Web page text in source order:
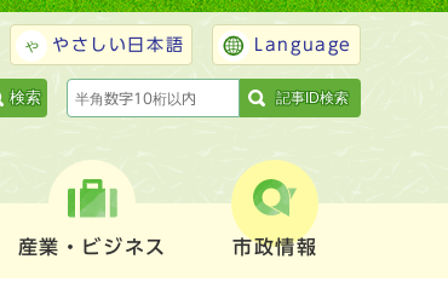
やさしい日本語 Language
検索 記事ID検索
産業・ビジネス 市政情報